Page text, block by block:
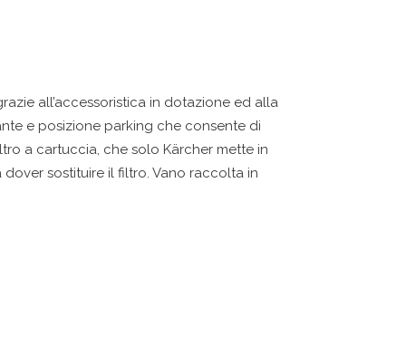
all’accessoristica in dotazione ed alla
e posizione parking che consente di
a cartuccia, che solo Kärcher mette in
sostituire il filtro. Vano raccolta in